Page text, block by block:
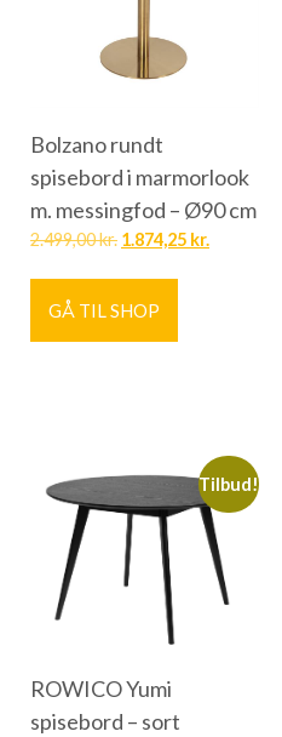
Bolzano rundt
spisebord i marmorlook
m. messingfod – Ø90 cm
2.499,00kr. 1.874,25 kr.
GÅ TIL SHOP
Tilbud!
ROWICO Yumi
spisebord – sort